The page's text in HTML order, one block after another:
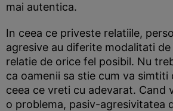
mai autentica.
In ceea ce priveste relatiile,
agresive au diferite modalitati
relatie de orice fel posibil. Nu
ca oamenii sa stie cum va simtiti
ceea ce vreti cu adevarat. Cand
o problema, pasiv-agresivitatea